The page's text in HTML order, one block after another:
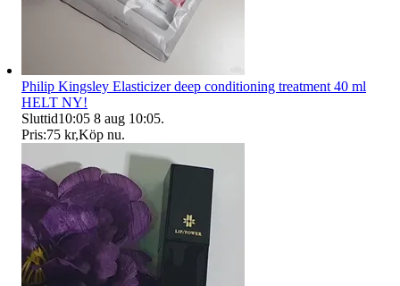
Philip Kingsley Elasticizer deep conditioning treatment 40 ml
HELT NY!
Sluttid10:05 8 aug 10:05.
Pris:75 kr,Köp nu.